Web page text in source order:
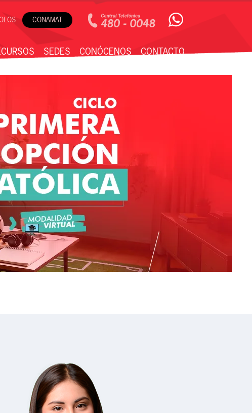
CONAMAT
SEDES CONÓCENOS CONTACTO